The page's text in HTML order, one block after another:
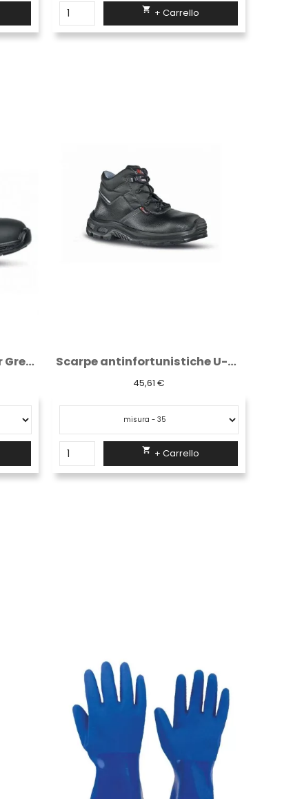
 + Carrello
Scarpe da lavoro U-Power Greg 02 FO SRC... Scarpe antinfortunistiche U-Power Jena RS...
45,61 €
 + Carrello